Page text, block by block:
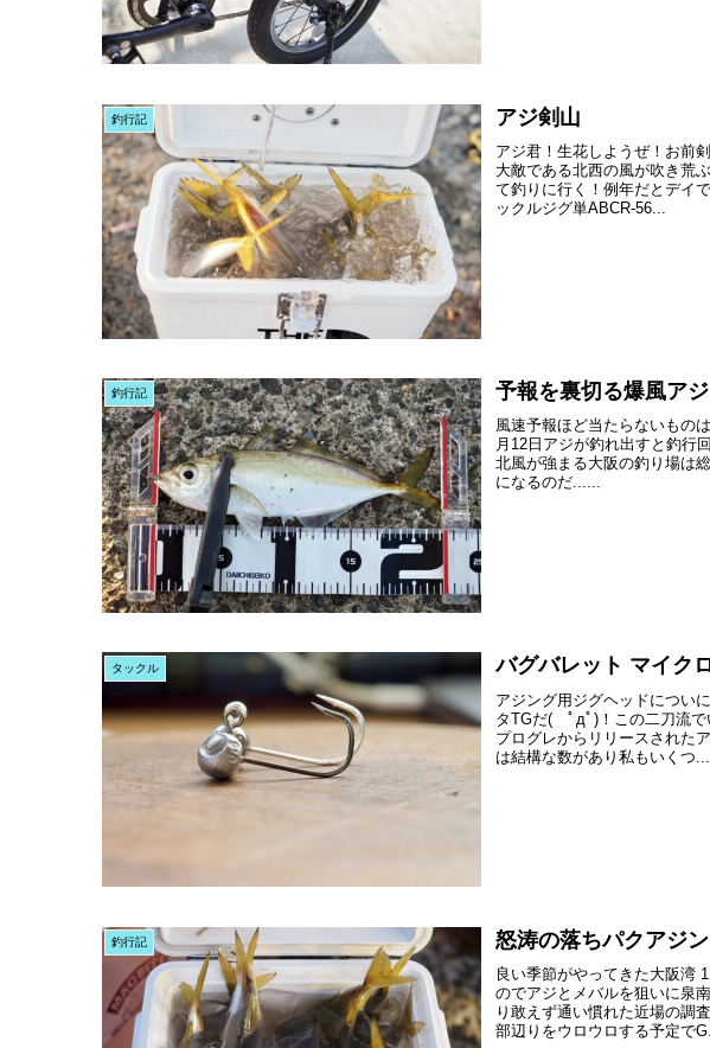
釣行記 アジ剣山
アジ君！生花しようぜ！お前
大敵である北西の風が吹き荒
て釣りに行く！例年だとデイ
ックルジグ単ABCR-56...
釣行記 予報を裏切る爆風ア
風速予報ほど当たらないもの
月12日アジが釣れ出すと釣行
北風が強まる大阪の釣り場は
になるのだ......
タックル バグバレット マイク
アジング用ジグヘッドについ
タTGだ( ﾟдﾟ)！この二刀流で
プログレからリリースされた
は結構な数があり私もいくつ...
釣行記 怒涛の落ちパクアジ
良い季節がやってきた大阪湾
のでアジとメバルを狙いに泉
り敢えず通い慣れた近場の調
部辺りをウロウロする予定で